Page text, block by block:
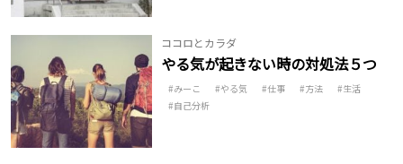
ココロとカラダ
やる気が起きない時の対処法５つ
みーこ やる気 仕事 方法
生活
自己分析